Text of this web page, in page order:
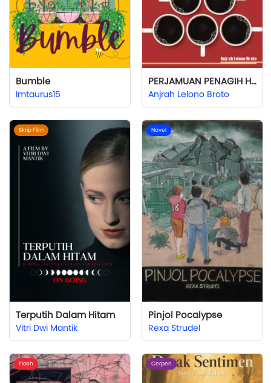
Bumble
Imtaurus15
PERJAMUAN PENAGIH HUTANG
Anjrah Lelono Broto
Skrip Film
Terputih Dalam Hitam
Vitri Dwi Mantik
Novel
Pinjol Pocalypse
Rexa Strudel
Flash Cerpen